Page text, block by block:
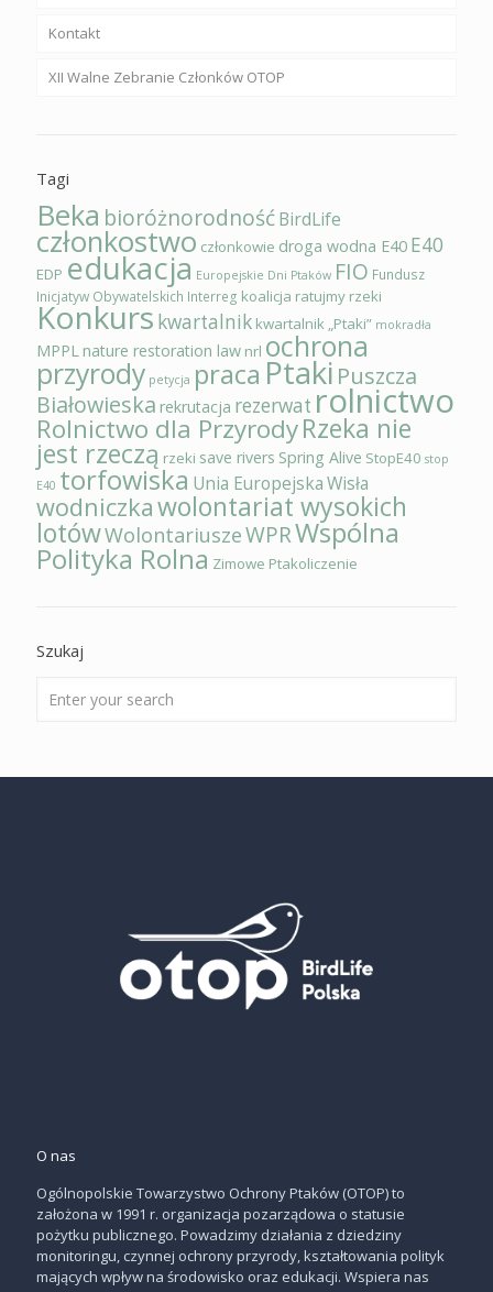
Kontakt
XII Walne Zebranie Członków OTOP
Tagi
Beka bioróżnorodnośćBirdLife
członkostwo członkowie droga wodna E40 E40
EDP edukacja Europejskie Dni Ptaków FIO Fundusz
Inicjatyw Obywatelskich Interreg koalicja ratujmy rzeki
Konkurs kwartalnik kwartalnik „Ptaki” mokradła
MPPLnature restoration law nrl ochrona
przyrody petycja praca Ptaki Puszcza
Białowieska rekrutacja rezerwat rolnictwo
Rolnictwo dla PrzyrodyRzeka nie
jest rzeczą rzeki save rivers Spring Alive StopE40 stop
E40 torfowiska Unia EuropejskaWisła
wodniczkawolontariat wysokich
lotówWolontariuszeWPRWspólna
Polityka Rolna Zimowe Ptakoliczenie
Szukaj
O nas
Ogólnopolskie Towarzystwo Ochrony Ptaków (OTOP) to
założona w 1991 r. organizacja pozarządowa o statusie
pożytku publicznego. Powadzimy działania z dziedziny
monitoringu, czynnej ochrony przyrody, kształtowania polityk
mających wpływ na środowisko oraz edukacji. Wspiera nas